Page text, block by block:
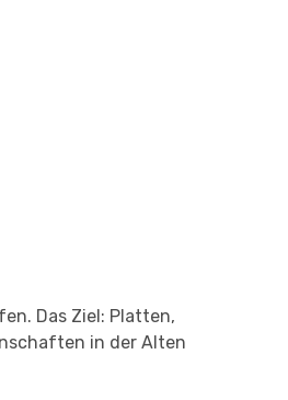
Das Ziel: Platten,
in der Alten